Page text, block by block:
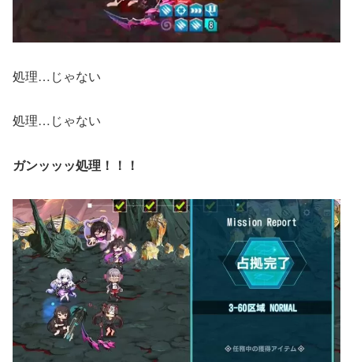
処理…じゃない
処理…じゃない
ガンッッッ処理！！！